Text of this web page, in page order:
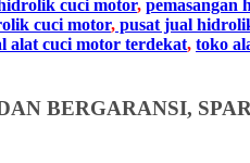
cuci motor, pemasangan
cuci motor, pusat jual
alat cuci motor terdekat, toko
BERGARANSI,